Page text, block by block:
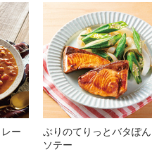
ー
ぶりのてりっとバタぽん
ソテー